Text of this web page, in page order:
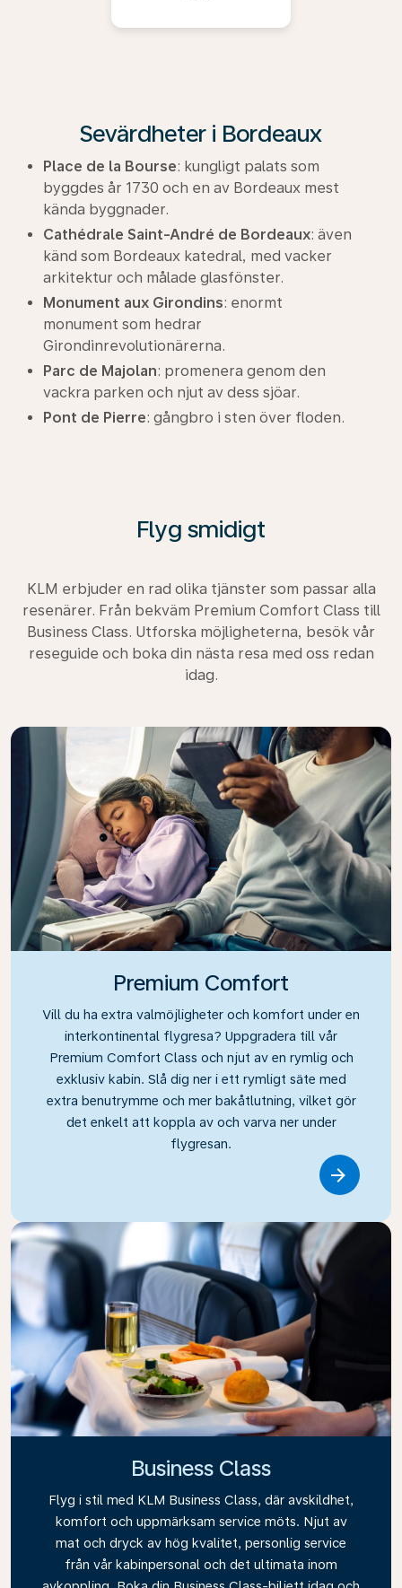
Sevärdheter i Bordeaux
Place de la Bourse: kungligt palats som
byggdes år 1730 och en av Bordeaux mest
kända byggnader.
Cathédrale Saint-André de Bordeaux: även
känd som Bordeaux katedral, med vacker
arkitektur och målade glasfönster.
Monument aux Girondins: enormt
monument som hedrar
Girondinrevolutionärerna.
Parc de Majolan: promenera genom den
vackra parken och njut av dess sjöar.
Pont de Pierre: gångbro i sten över floden.
Flyg smidigt
KLM erbjuder en rad olika tjänster som passar alla
resenärer. Från bekväm Premium Comfort Class till
Business Class. Utforska möjligheterna, besök vår
reseguide och boka din nästa resa med oss redan
idag.
Premium Comfort
Vill du ha extra valmöjligheter och komfort under en
interkontinental flygresa? Uppgradera till vår
Premium Comfort Class och njut av en rymlig och
exklusiv kabin. Slå dig ner i ett rymligt säte med
extra benutrymme och mer bakåtlutning, vilket gör
det enkelt att koppla av och varva ner under
flygresan.
Business Class
Flyg i stil med KLM Business Class, där avskildhet,
komfort och uppmärksam service möts. Njut av
mat och dryck av hög kvalitet, personlig service
från vår kabinpersonal och det ultimata inom